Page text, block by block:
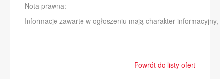
Nota prawna:
Informacje zawarte w ogłoszeniu mają charakter
Powrót do listy ofert